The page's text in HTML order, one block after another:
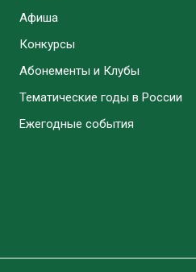
Афиша
Конкурсы
Абонементы и Клубы
Тематические годы в России
Ежегодные события